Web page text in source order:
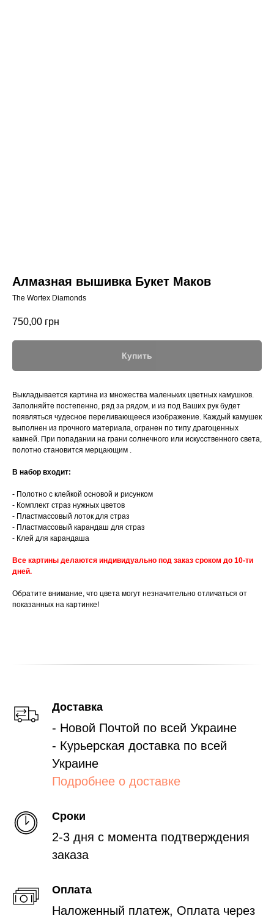
Алмазная вышивка Букет Маков
The Wortex Diamonds
750,00 грн
Купить
Выкладывается картина из множества маленьких цветных камушков.
Заполняйте постепенно, ряд за рядом, и из под Ваших рук будет
появляться чудесное переливающееся изображение. Каждый камушек
выполнен из прочного материала, огранен по типу драгоценных
камней. При попадании на грани солнечного или искусственного света,
полотно становится мерцающим .
В набор входит:
- Полотно с клейкой основой и рисунком
- Комплект страз нужных цветов
- Пластмассовый лоток для страз
- Пластмассовый карандаш для страз
- Клей для карандаша
Все картины делаются индивидуально под заказ сроком до 10-ти
дней.
Обратите внимание, что цвета могут незначительно отличаться от
показанных на картинке!
Доставка
- Новой Почтой по всей Украине
- Курьерская доставка по всей
Украине
Подробнее о доставке
Сроки
2-3 дня с момента подтверждения
заказа
Оплата
Наложенный платеж, Оплата через